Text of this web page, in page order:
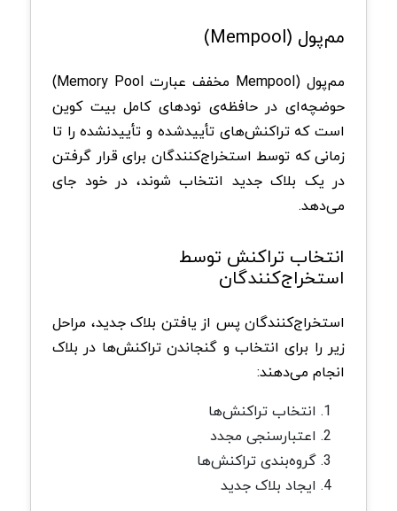
مم‌پول (Mempool)
مم‌پول (Mempool مخفف عبارت Memory Pool)
حوضچه‌ای در حافظه‌ی نود‌های کامل بیت‌ کوین
است که تراکنش‌های تأییدشده و تأییدنشده را تا
زمانی که توسط استخراج‌کنندگان برای قرار گرفتن
در یک بلاک جدید انتخاب شوند، در خود جای
می‌دهد.
انتخاب تراکنش توسط
استخراج‌کنندگان
استخراج‌کنندگان پس از یافتن بلاک جدید، مراحل
زیر را برای انتخاب و گنجاندن تراکنش‌ها در بلاک
انجام می‌دهند:
انتخاب تراکنش‌ها
اعتبارسنجی مجدد
گروه‌بندی تراکنش‌ها
ایجاد بلاک جدید